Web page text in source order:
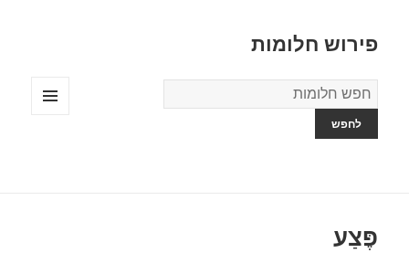
פירוש חלומות
מילון
החלומות
פֶּצַע